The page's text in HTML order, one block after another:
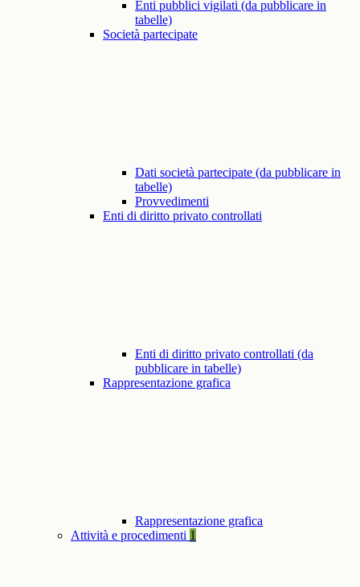
Enti pubblici vigilati (da pubblicare in
tabelle)
Società partecipate
Dati società partecipate (da pubblicare in
tabelle)
Provvedimenti
Enti di diritto privato controllati
Enti di diritto privato controllati (da
pubblicare in tabelle)
Rappresentazione grafica
Rappresentazione grafica
Attività e procedimenti 1